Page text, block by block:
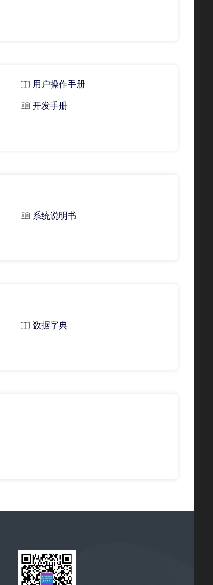
用户操作手册
开发手册
系统说明书
数据字典